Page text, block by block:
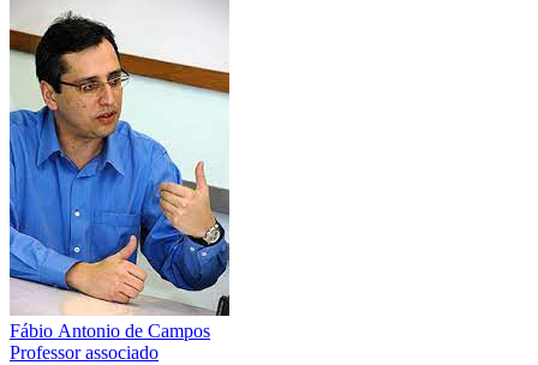
Fábio Antonio de Campos
Professor associado